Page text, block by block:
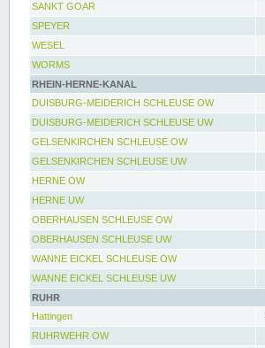
SANKT GOAR
SPEYER
WESEL
WORMS
RHEIN-HERNE-KANAL
DUISBURG-MEIDERICH SCHLEUSE OW
DUISBURG-MEIDERICH SCHLEUSE UW
GELSENKIRCHEN SCHLEUSE OW
GELSENKIRCHEN SCHLEUSE UW
HERNE OW
HERNE UW
OBERHAUSEN SCHLEUSE OW
OBERHAUSEN SCHLEUSE UW
WANNE EICKEL SCHLEUSE OW
WANNE EICKEL SCHLEUSE UW
RUHR
Hattingen
RUHRWEHR OW